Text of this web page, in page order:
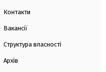
Контакти
Вакансії
Структура власності
Архів